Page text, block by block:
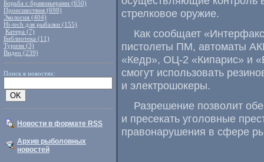
Борьба с браконьерами (650)
Происшествия (698)
Экология (404)
Hi-tech для рыбалки (155)
Катера (7)
Библиотека (11)
Туризм (3)
Видео (239)
Поиск в новостях:
Новости в формате RSS
Архив рыболовных
новостей
стрелковое оружие.
Как сообщает
пистолеты ПМ, автоматы
«Кедр», ОЦ-2 «Кипарис» и
смогут использовать
и электрошокеры.
Разрешение позволит
и пресекать уголовные
правонарушения в сфере